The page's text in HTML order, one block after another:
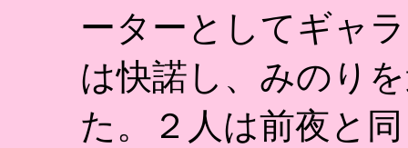
ーターとしてギャ
は快諾し、みのり
た。２人は前夜と